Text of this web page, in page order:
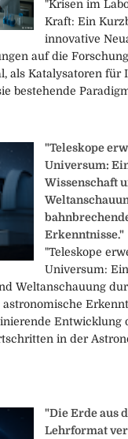
"Krisen im
Kraft: Ein
innovative
auf die
als Katalysatoren für
bestehende
"Teleskope
Universum:
Wissenschaft
Erkenntnisse."
"Teleskope
Universum:
Weltanschauung
Entwicklung
in der
"Die Erde aus
Lehrformat